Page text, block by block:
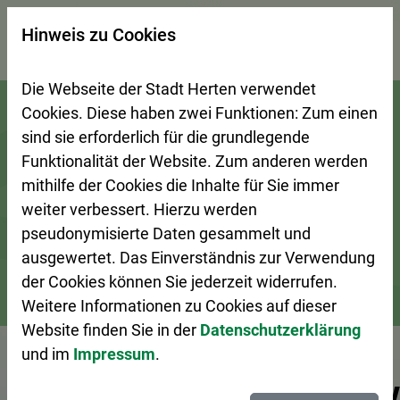
Zur Startseite (Schnelltaste 0)
Zum Seitenanfang springen (Schnelltaste A)
Zur Navigation/Menü springen (Schnelltaste M)
Zur Suche springen (Schnelltaste 8)
Zum Inhalt springen (Schnelltaste I)
Zum Fußbereich springen (Schnelltaste Z)
Bürgerservice Dienstleistungen A–Z
Vorlesen
Suchseite mit Schnellsuche
Hinweis zu Cookies
Die Webseite der Stadt Herten verwendet
Cookies. Diese haben zwei Funktionen: Zum einen
sind sie erforderlich für die grundlegende
Funktionalität der Website. Zum anderen werden
mithilfe der Cookies die Inhalte für Sie immer
weiter verbessert. Hierzu werden
pseudonymisierte Daten gesammelt und
ausgewertet. Das Einverständnis zur Verwendung
der Cookies können Sie jederzeit widerrufen.
Weitere Informationen zu Cookies auf dieser
Website finden Sie in der Datenschutzerklärung
und im Impressum.